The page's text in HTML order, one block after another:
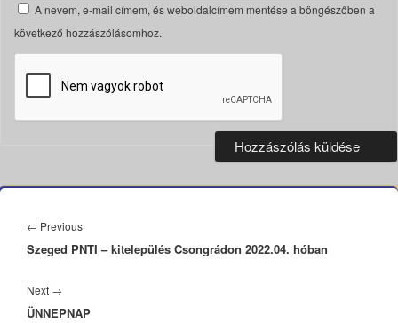
A nevem, e-mail címem, és weboldalcímem mentése a böngészőben a
következő hozzászólásomhoz.
navigáció
← PreviousPrevious
post:
Szeged PNTI – kitelepülés Csongrádon 2022.04. hóban
Next →
post:
ÜNNEPNAP